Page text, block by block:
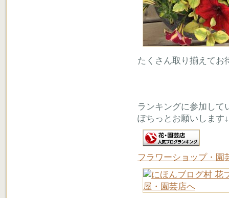
たくさん取り揃えてお
ランキングに参加して
ぽちっとお願いします↓
フラワーショップ・園